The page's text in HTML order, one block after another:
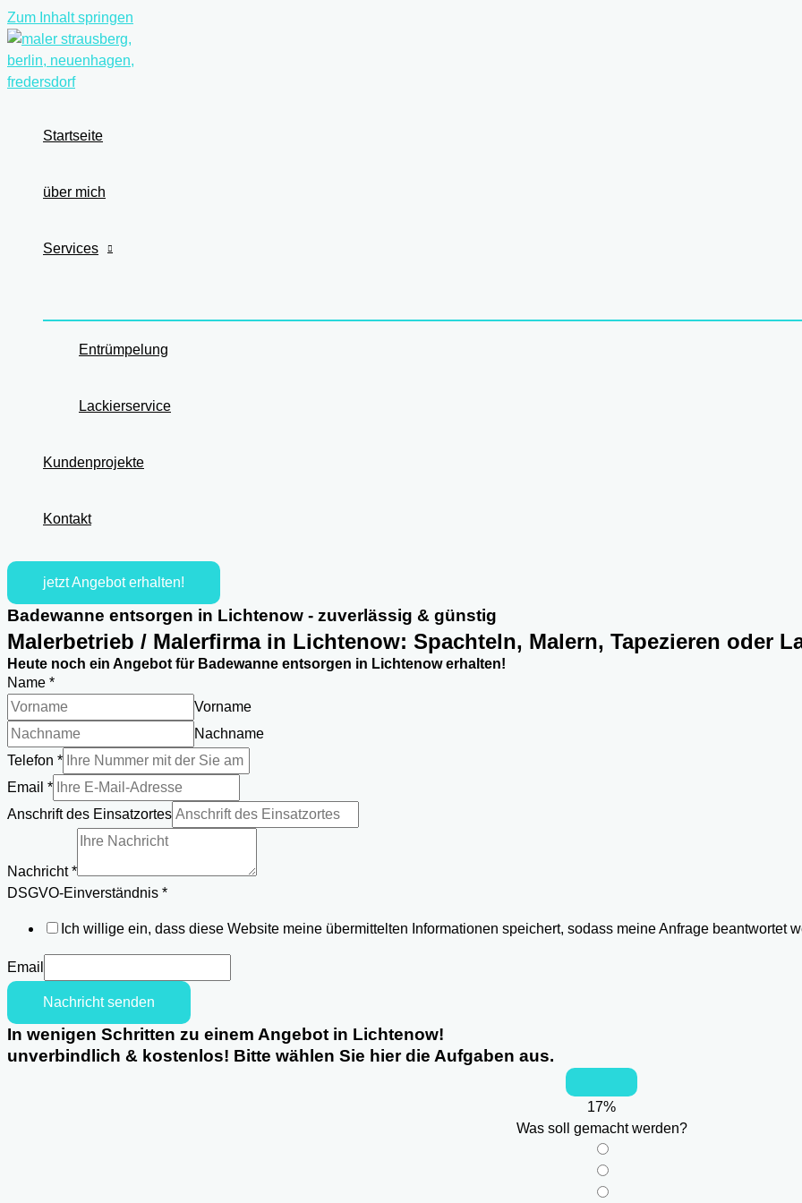
Zum Inhalt springen
Startseite
über mich
Services
Entrümpelung
Lackierservice
Kundenprojekte
Kontakt
jetzt Angebot erhalten!
Badewanne entsorgen in Lichtenow - zuverlässig & günstig
Malerbetrieb / Malerfirma in Lichtenow: Spachteln, Malern, Tapezieren oder
Heute noch ein Angebot für Badewanne entsorgen in Lichtenow erhalten!
Name *
Vorname
Nachname
Telefon *
Email *
Anschrift des Einsatzortes
Nachricht*
Email
Einverständnis
DSGVO-Einverständnis *
Ich willige ein, dass diese Website meine übermittelten Informationen speichert, sodass meine Anfrage beantwortet
Email
Nachricht senden
In wenigen Schritten zu einem Angebot in Lichtenow!
unverbindlich & kostenlos! Bitte wählen Sie hier die Aufgaben aus.
17%
Was soll gemacht werden?